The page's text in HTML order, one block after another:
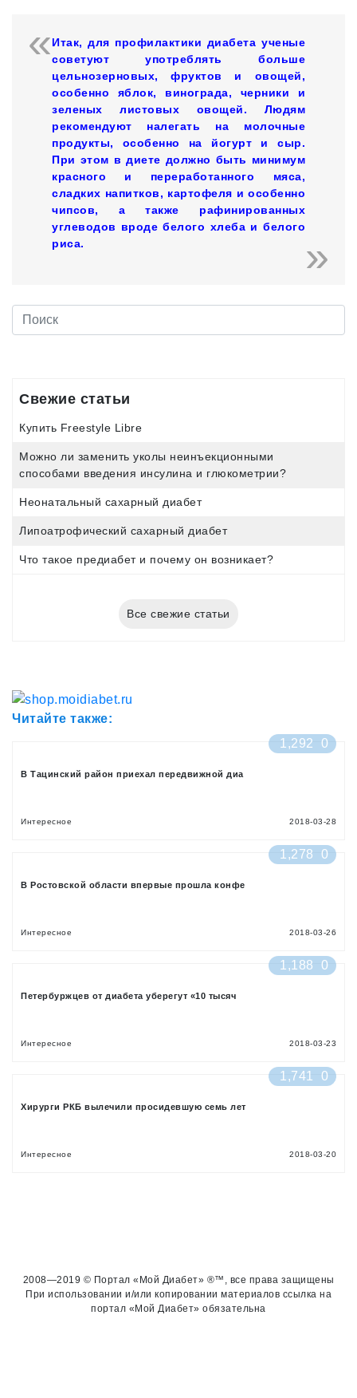
Итак, для профилактики диабета ученые
советуют употреблять больше
цельнозерновых, фруктов и овощей,
особенно яблок, винограда, черники и
зеленых листовых овощей. Людям
рекомендуют налегать на молочные
продукты, особенно на йогурт и сыр.
При этом в диете должно быть минимум
красного и переработанного мяса,
сладких напитков, картофеля и особенно
чипсов, а также рафинированных
углеводов вроде белого хлеба и белого
риса.
Свежие статьи
Купить Freestyle Libre
Можно ли заменить уколы неинъекционными
способами введения инсулина и глюкометрии?
Неонатальный сахарный диабет
Липоатрофический сахарный диабет
Что такое предиабет и почему он возникает?
Все свежие статьи
Читайте также:
1,292
0
В Тацинский район приехал передвижной диа
Интересное 2018-03-28
1,278 0
В Ростовской области впервые прошла конфе
Интересное 2018-03-26
1,188 0
Петербуржцев от диабета уберегут «10 тысяч
Интересное 2018-03-23
1,741 0
Хирурги РКБ вылечили просидевшую семь лет
Интересное 2018-03-20
2008—2019 © Портал «Мой Диабет» ®™, все права защищены
При использовании и/или копировании материалов ссылка на
портал «Мой Диабет» обязательна